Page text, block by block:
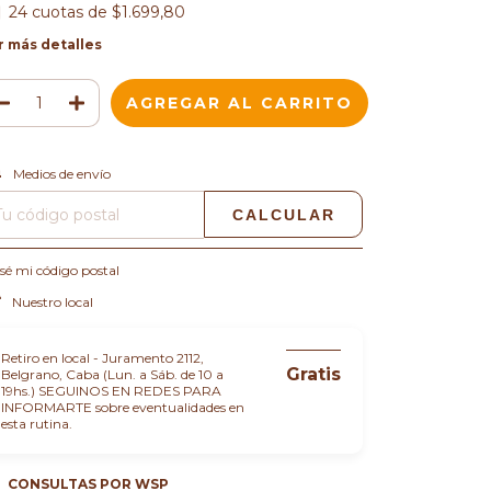
24 cuotas de $1.699,80
más detalles
para el CP:
Medios de envío
CALCULAR
mi código postal
Nuestro local
Retiro en local - Juramento 2112,
Belgrano, Caba (Lun. a Sáb. de 10 a
19hs.) SEGUINOS EN REDES PARA
INFORMARTE sobre eventualidades en
esta rutina.
Gratis
CONSULTAS POR WSP